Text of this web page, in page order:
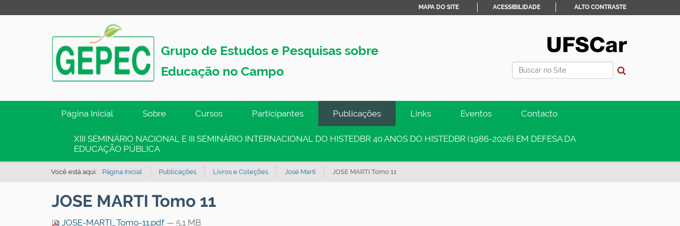
Grupo de Estudos e Pesquisas sobre
Educação no Campo
Busca
MAPA DO SITE ACESSIBILIDADE ALTO CONTRASTE
g
Página Inicial Sobre Cursos Participantes Publicações Links Eventos Contacto
XIII SEMINÁRIO NACIONAL E III SEMINÁRIO INTERNACIONAL DO HISTEDBR 40 ANOS DO HISTEDBR (1986-2026) EM DEFESA DA
EDUCAÇÃO PÚBLICA
Você está aqui: Página Inicial Publicações Livros e Coleções José Martí JOSE MARTI Tomo 11
JOSE MARTI Tomo 11
JOSE-MARTI_Tomo-11.pdf — 5.1 MB